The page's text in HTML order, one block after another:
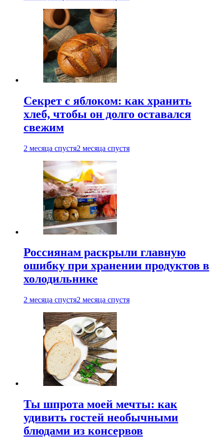
Секрет с яблоком: как хранить
хлеб, чтобы он долго оставался
свежим
2 месяца спустя2 месяца спустя
Россиянам раскрыли главную
ошибку при хранении продуктов в
холодильнике
2 месяца спустя2 месяца спустя
Ты шпрота моей мечты: как
удивить гостей необычными
блюдами из консервов